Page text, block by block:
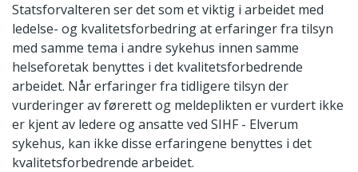
Statsforvalteren ser det som et viktig i arbeidet med
ledelse- og kvalitetsforbedring at erfaringer fra tilsyn
med samme tema i andre sykehus innen samme
helseforetak benyttes i det kvalitetsforbedrende
arbeidet. Når erfaringer fra tidligere tilsyn der
vurderinger av førerett og meldeplikten er vurdert ikke
er kjent av ledere og ansatte ved SIHF - Elverum
sykehus, kan ikke disse erfaringene benyttes i det
kvalitetsforbedrende arbeidet.